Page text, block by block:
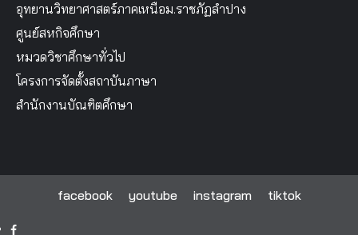
อุทยานวิทยาศาสตร์ภาคเหนือม.ราชภัฏลำปาง
ศูนย์สหกิจศึกษา
หมวดวิชาศึกษาทั่วไป
โครงการจัดตั้งสถาบันภาษา
สำนักงานบัณฑิตศึกษา
facebook youtube instagram tiktok
facebook